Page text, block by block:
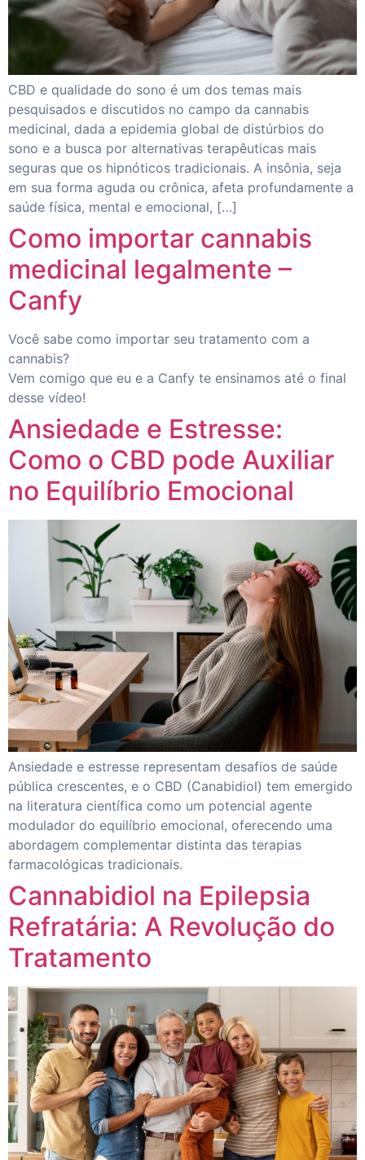
CBD e qualidade do sono é um dos temas mais
pesquisados e discutidos no campo da cannabis
medicinal, dada a epidemia global de distúrbios do
sono e a busca por alternativas terapêuticas mais
seguras que os hipnóticos tradicionais. A insônia, seja
em sua forma aguda ou crônica, afeta profundamente a
saúde física, mental e emocional, […]
Como importar cannabis
medicinal legalmente –
Canfy
Você sabe como importar seu tratamento com a
cannabis?
Vem comigo que eu e a Canfy te ensinamos até o final
desse vídeo!
Ansiedade e Estresse:
Como o CBD pode Auxiliar
no Equilíbrio Emocional
Ansiedade e estresse representam desafios de saúde
pública crescentes, e o CBD (Canabidiol) tem emergido
na literatura científica como um potencial agente
modulador do equilíbrio emocional, oferecendo uma
abordagem complementar distinta das terapias
farmacológicas tradicionais.
Cannabidiol na Epilepsia
Refratária: A Revolução do
Tratamento